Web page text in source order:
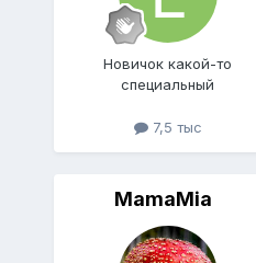
Нoвичок какой-то
специальный
7,5 тыс
MamaMia